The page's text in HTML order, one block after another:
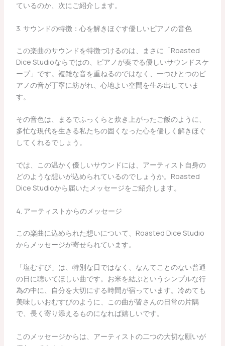
ているのか、次にご紹介します。
3. サウンドの特徴：心を解きほぐす優しいピアノの音色
この楽曲のサウンドを特徴づけるのは、まさに「Roasted
Dice Studioならではの、ピアノが奏でる優しいサウンドスケ
ープ」です。複雑な音を重ねるのではなく、一つひとつのピ
アノの音が丁寧に紡がれ、心地よい空間を生み出していま
す。
その音色は、まるでふっくらと炊き上がったご飯のように、
多忙な現代を生きる私たちの固くなった心を優しく解きほぐ
してくれるでしょう。
では、この温かく優しいサウンドには、アーティスト自身の
どのような想いが込められているのでしょうか。Roasted
Dice Studioから届いたメッセージをご紹介します。
4. アーティストからのメッセージ
この楽曲に込められた想いについて、Roasted Dice Studio
からメッセージが寄せられています。
「塩むすび」は、特別な日ではなく、なんてことのない普通
の日に聴いてほしい曲です。お米を結ぶというシンプルな行
為の中に、自分を大切にする時間が宿っています。冷めても
美味しいおむすびのように、この曲が皆さんの日常の片隅
で、長く寄り添えるものになれば嬉しいです。
このメッセージからは、アーティストの二つの大切な願いが